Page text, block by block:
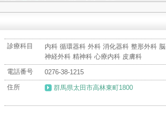
女医 駐車場クレジ
ットカ
入院 予約 急患
診療科目
内科 循環器科 外科 消化器科 整形外科 脳
神経外科 精神科 心療内科 皮膚科
電話番号
0276-38-1215
住所
群馬県太田市高林東町1800